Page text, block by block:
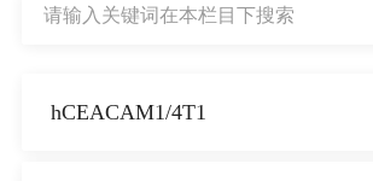
hCEACAM1/4T1